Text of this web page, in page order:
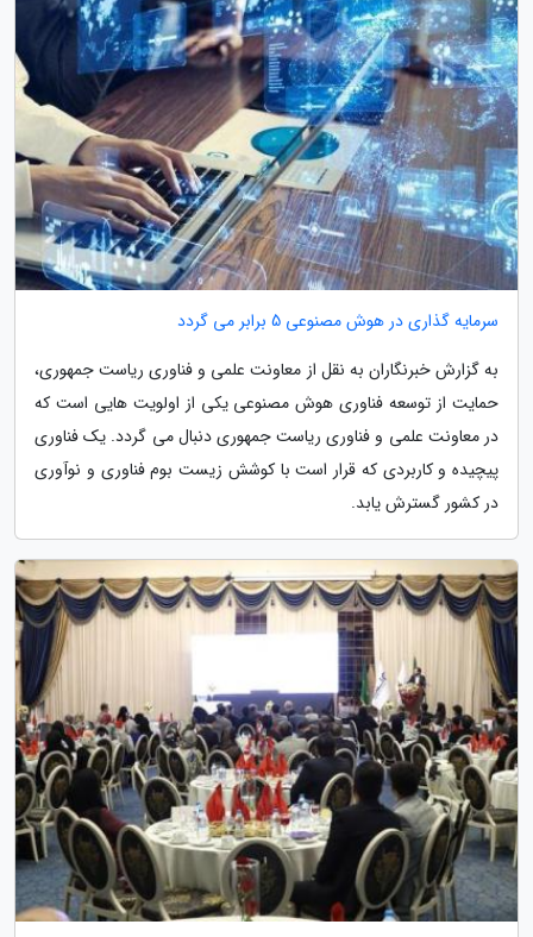
سرمایه گذاری در هوش مصنوعی 5 برابر می گردد
به گزارش خبرنگاران به نقل از معاونت علمی و فناوری ریاست جمهوری،
حمایت از توسعه فناوری هوش مصنوعی یکی از اولویت هایی است که
در معاونت علمی و فناوری ریاست جمهوری دنبال می گردد. یک فناوری
پیچیده و کاربردی که قرار است با کوشش زیست بوم فناوری و نوآوری
در کشور گسترش یابد.